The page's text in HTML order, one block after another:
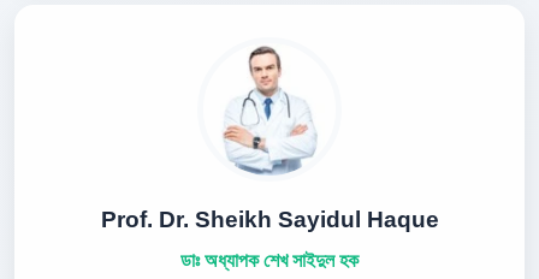
Prof. Dr. Sheikh Sayidul Haque
ডাঃ অধ্যাপক শেখ সাইদুল হক